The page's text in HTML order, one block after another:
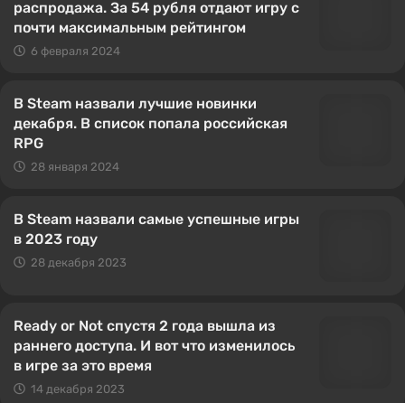
распродажа. За 54 рубля отдают игру с
почти максимальным рейтингом
6 февраля 2024
В Steam назвали лучшие новинки
декабря. В список попала российская
RPG
28 января 2024
В Steam назвали самые успешные игры
в 2023 году
28 декабря 2023
Ready or Not спустя 2 года вышла из
раннего доступа. И вот что изменилось
в игре за это время
14 декабря 2023